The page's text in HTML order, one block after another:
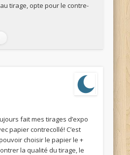
tirage, opte pour le contre-
fait mes tirages d’expo
papier contrecollé! C’est
choisir le papier le +
la qualité du tirage, le